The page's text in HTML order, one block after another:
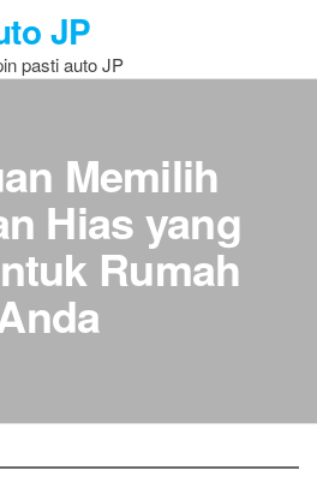
JP
pasti auto JP
Memilih
Hias yang
Rumah